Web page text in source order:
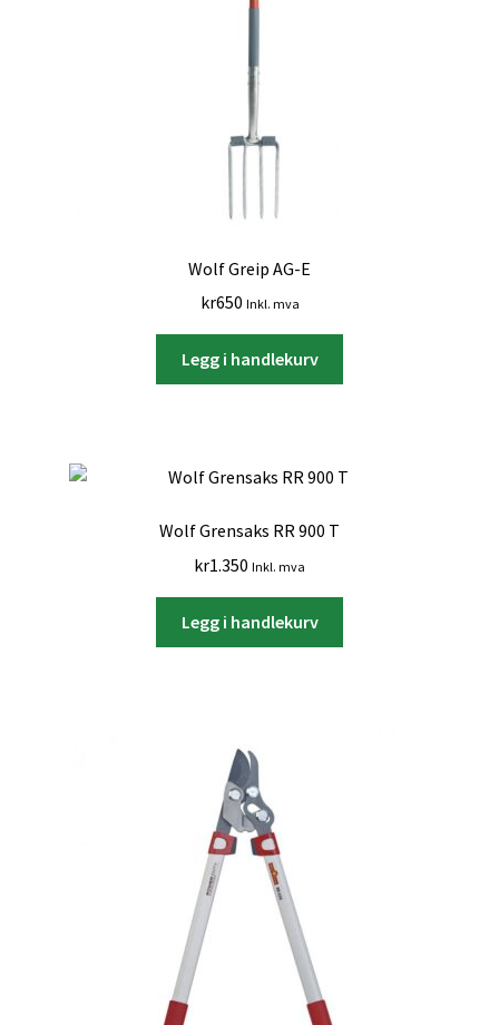
Wolf Greip AG-E
kr650 Inkl. mva
Legg i handlekurv
Wolf Grensaks RR 900 T
kr1.350 Inkl. mva
Legg i handlekurv